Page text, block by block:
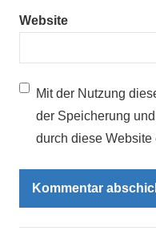
Website
Mit der Nutzung
der Speicherung
durch diese Website